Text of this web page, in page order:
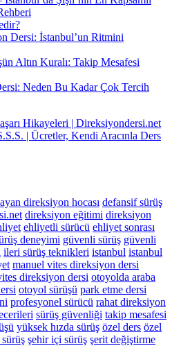
Dersi: İstanbul’un Ritmini
Altın Kuralı: Takip Mesafesi
Neden Bu Kadar Çok Tercih
Hikayeleri | Direksiyondersi.net
| Ücretler, Kendi Aracınla Ders
direksiyon hocası defansif sürüş
direksiyon eğitimi direksiyon
ehliyetli sürücü ehliyet sonrası
deneyimi güvenli sürüş güvenli
ileri sürüş teknikleri istanbul istanbul
manuel vites direksiyon dersi
direksiyon dersi otoyolda araba
otoyol sürüşü park etme dersi
profesyonel sürücü rahat direksiyon
sürüş güvenliği takip mesafesi
yüksek hızda sürüş özel ders özel
şehir içi sürüş şerit değiştirme